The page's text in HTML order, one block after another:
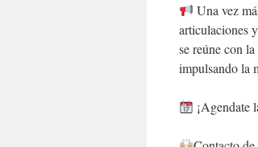
Una vez
articulaciones
se reúne con
impulsando la
¡Agendate